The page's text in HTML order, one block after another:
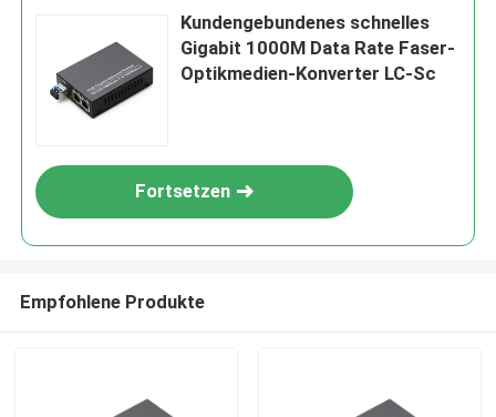
Kundengebundenes schnelles
Gigabit 1000M Data Rate Faser-
Optikmedien-Konverter LC-Sc
Fortsetzen
Empfohlene Produkte